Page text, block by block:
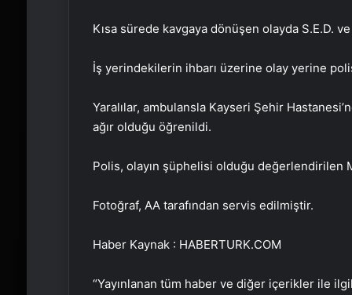
Kısa sürede kavgaya dönüşen olayda S.E.D. ve
İş yerindekilerin ihbarı üzerine olay yerine
Yaralılar, ambulansla Kayseri Şehir
ağır olduğu öğrenildi.
Polis, olayın şüphelisi olduğu değerlendirilen
Fotoğraf, AA tarafından servis edilmiştir.
Haber Kaynak : HABERTURK.COM
“Yayınlanan tüm haber ve diğer içerikler ile